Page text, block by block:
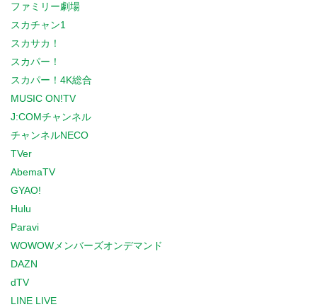
ファミリー劇場
スカチャン1
スカサカ！
スカパー！
スカパー！4K総合
MUSIC ON!TV
J:COMチャンネル
チャンネルNECO
TVer
AbemaTV
GYAO!
Hulu
Paravi
WOWOWメンバーズオンデマンド
DAZN
dTV
LINE LIVE